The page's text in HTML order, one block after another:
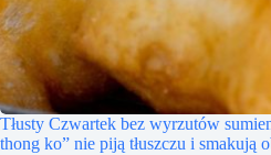
Tłusty Czwartek bez wyrzutów
thong ko” nie piją tłuszczu i smakują